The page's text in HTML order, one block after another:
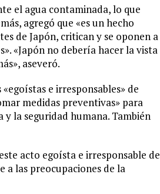
el agua contaminada, lo que
agregó que «es un hecho
de Japón, critican y se oponen a
«Japón no debería hacer la vista
aseveró.
e irresponsables» de
medidas preventivas» para
la seguridad humana. También
acto egoísta e irresponsable de
a las preocupaciones de la